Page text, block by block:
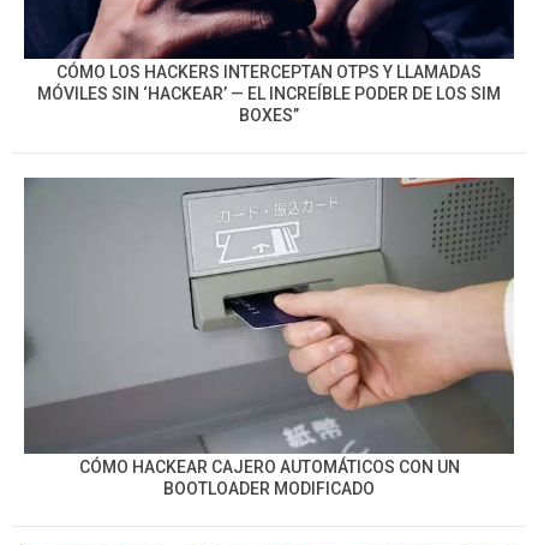
CÓMO LOS HACKERS INTERCEPTAN OTPS Y LLAMADAS
MÓVILES SIN ‘HACKEAR’ — EL INCREÍBLE PODER DE LOS SIM
BOXES”
CÓMO HACKEAR CAJERO AUTOMÁTICOS CON UN
BOOTLOADER MODIFICADO